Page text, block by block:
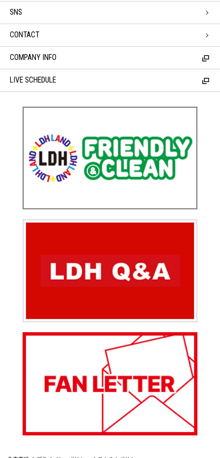
SNS
CONTACT
COMPANY INFO
LIVE SCHEDULE